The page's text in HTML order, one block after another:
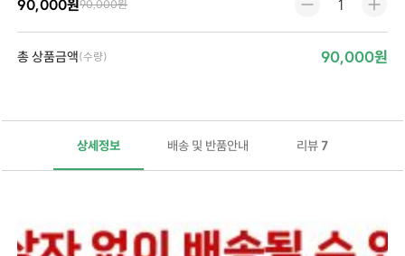
90,000원90,000원
총 상품금액(수량) 90,000원
상세정보 배송 및 반품안내 리뷰 7